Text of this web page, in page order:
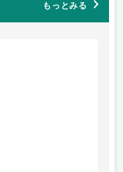
もっとみる